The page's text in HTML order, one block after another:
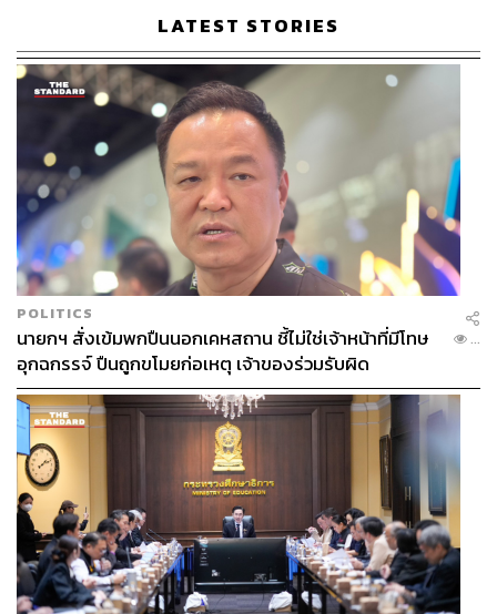
LATEST STORIES
POLITICS
นายกฯ สั่งเข้มพกปืนนอกเคหสถาน ชี้ไม่ใช่เจ้าหน้าที่มีโทษ
อุกฉกรรจ์ ปืนถูกขโมยก่อเหตุ เจ้าของร่วมรับผิด
...